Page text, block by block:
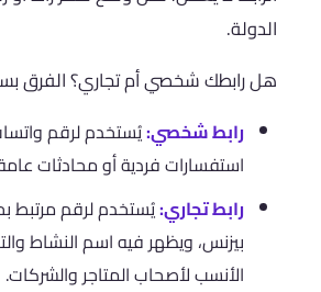
الدولة.
هل رابطك شخصي أم تجاري؟ الفرق
رابط شخصي:يُستخدم لرقم
استفسارات فردية أو محادثات
رابط تجاري:يُستخدم لرقم مرتبط
بيزنس، ويظهر فيه اسم النشاط
الأنسب لأصحاب المتاجر والشركات.